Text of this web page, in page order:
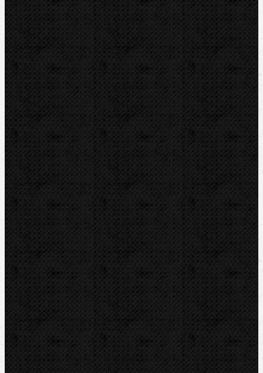
KEMPER
Guilbert EXPRESS
ZENTEN
DYTRON
KNIPEX
LOXEAL
REED
HEUER
IRWIN